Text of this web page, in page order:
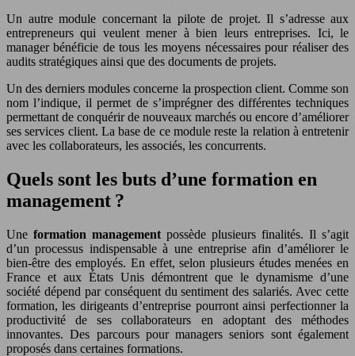
Un autre module concernant la pilote de projet. Il s’adresse aux
entrepreneurs qui veulent mener à bien leurs entreprises. Ici, le
manager bénéficie de tous les moyens nécessaires pour réaliser des
audits stratégiques ainsi que des documents de projets.
Un des derniers modules concerne la prospection client. Comme son
nom l’indique, il permet de s’imprégner des différentes techniques
permettant de conquérir de nouveaux marchés ou encore d’améliorer
ses services client. La base de ce module reste la relation à entretenir
avec les collaborateurs, les associés, les concurrents.
Quels sont les buts d’une formation en
management ?
Une formation management possède plusieurs finalités. Il s’agit
d’un processus indispensable à une entreprise afin d’améliorer le
bien-être des employés. En effet, selon plusieurs études menées en
France et aux États Unis démontrent que le dynamisme d’une
société dépend par conséquent du sentiment des salariés. Avec cette
formation, les dirigeants d’entreprise pourront ainsi perfectionner la
productivité de ses collaborateurs en adoptant des méthodes
innovantes. Des parcours pour managers seniors sont également
proposés dans certaines formations.